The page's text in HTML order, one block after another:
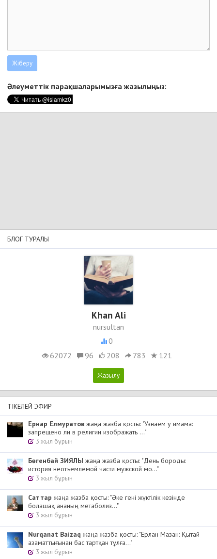
Әлеуметтік парақшаларымызға жазылыңыз:
БЛОГ ТУРАЛЫ
Khan Ali
nursultan
0
62072
96 208 783 121
ТІКЕЛЕЙ ЭФИР
Ернар Елмуратов жаңа жазба қосты: "Узнаем у имама:
запрещено ли в религии изображать ..."
3 жыл бұрын
Бөгенбай ЗИЯЛЫ жаңа жазба қосты: "День бороды:
история неотъемлемой части мужской мо..."
3 жыл бұрын
Cаттар жаңа жазба қосты: "Әке гені жүктілік кезінде
болашақ ананың метаболиз..."
3 жыл бұрын
Nurqanat Baizaq жаңа жазба қосты: "Ерлан Мазан: Қытай
азаматтығынан бас тартқан тұлға..."
3 жыл бұрын